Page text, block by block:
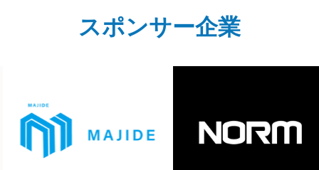
スポンサー企業